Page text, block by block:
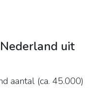
uit
aantal (ca. 45.000)